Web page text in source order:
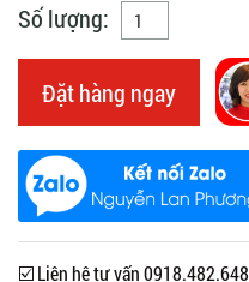
Số lượng:
Đặt hàng ngay
☑️ Liên hệ tư vấn 0918.482.648